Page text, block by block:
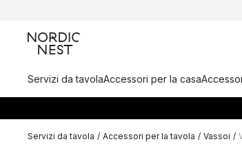
Servizi da tavolaAccessori per la casa
Servizi da tavola / Accessori per la tavola / Vassoi /